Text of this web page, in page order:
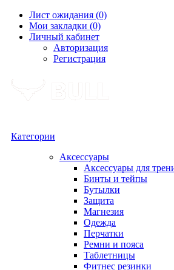
Лист ожидания (0)
Мои закладки (0)
Личный кабинет
Авторизация
Регистрация
Категории
Аксессуары
Аксессуары для
Бинты и тейпы
Бутылки
Защита
Магнезия
Одежда
Перчатки
Ремни и пояса
Таблетницы
Фитнес резинки